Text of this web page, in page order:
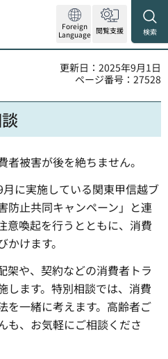
Foreign
Language 閲覧支援 検索
更新日：2025年9月1日
ページ番号：27528
被害が後を絶ちません。
に実施している関東甲信越ブ
防止共同キャンペーン」と連
意喚起を行うとともに、消費
けます。
架や、契約などの消費者トラ
します。特別相談では、消費
を一緒に考えます。高齢者ご
も、お気軽にご相談くださ